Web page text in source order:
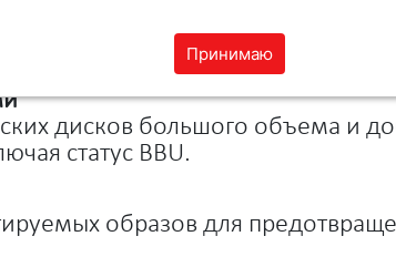
дает ещё больше гибкости
дисков большого объема и
статус BBU.
образов для
Принимаю